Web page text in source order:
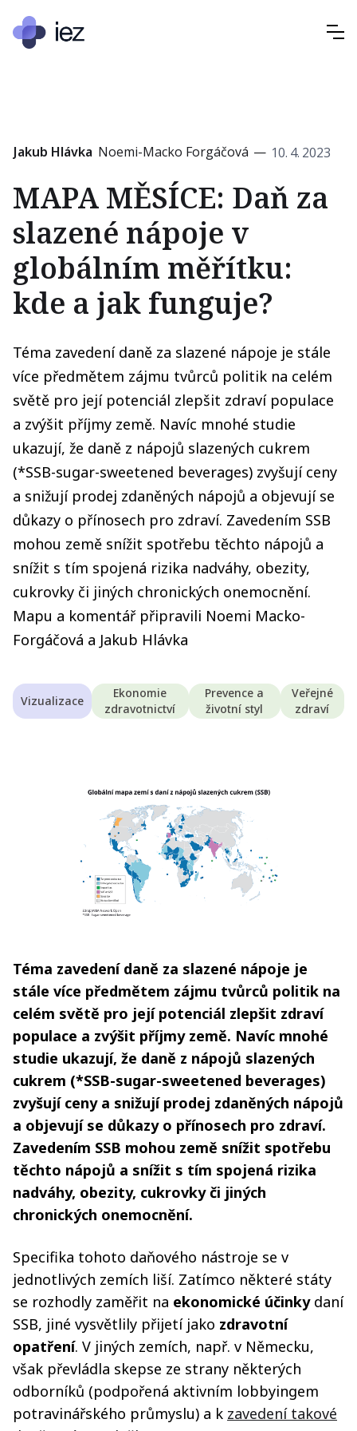
Jakub Hlávka Noemi-Macko Forgáčová — 10. 4. 2023
MAPA MĚSÍCE: Daň za
slazené nápoje v
globálním měřítku:
kde a jak funguje?
Téma zavedení daně za slazené nápoje je stále
více předmětem zájmu tvůrců politik na celém
světě pro její potenciál zlepšit zdraví populace
a zvýšit příjmy země. Navíc mnohé studie
ukazují, že daně z nápojů slazených cukrem
(*SSB-sugar-sweetened beverages) zvyšují ceny
a snižují prodej zdaněných nápojů a objevují se
důkazy o přínosech pro zdraví. Zavedením SSB
mohou země snížit spotřebu těchto nápojů a
snížit s tím spojená rizika nadváhy, obezity,
cukrovky či jiných chronických onemocnění.
Mapu a komentář připravili Noemi Macko-
Forgáčová a Jakub Hlávka
Vizualizace
Ekonomie
zdravotnictví
Prevence a
životní styl
Veřejné
zdraví
Téma zavedení daně za slazené nápoje je
stále více předmětem zájmu tvůrců politik na
celém světě pro její potenciál zlepšit zdraví
populace a zvýšit příjmy země. Navíc mnohé
studie ukazují, že daně z nápojů slazených
cukrem (*SSB-sugar-sweetened beverages)
zvyšují ceny a snižují prodej zdaněných nápojů
a objevují se důkazy o přínosech pro zdraví.
Zavedením SSB mohou země snížit spotřebu
těchto nápojů a snížit s tím spojená rizika
nadváhy, obezity, cukrovky či jiných
chronických onemocnění.
Specifika tohoto daňového nástroje se v
jednotlivých zemích liší. Zatímco některé státy
se rozhodly zaměřit na ekonomické účinkydaní
SSB, jiné vysvětlily přijetí jako zdravotní
opatření. V jiných zemích, např. v Německu,
však převládla skepse ze strany některých
odborníků (podpořená aktivním lobbyingem
potravinářského průmyslu) a k zavedení takové